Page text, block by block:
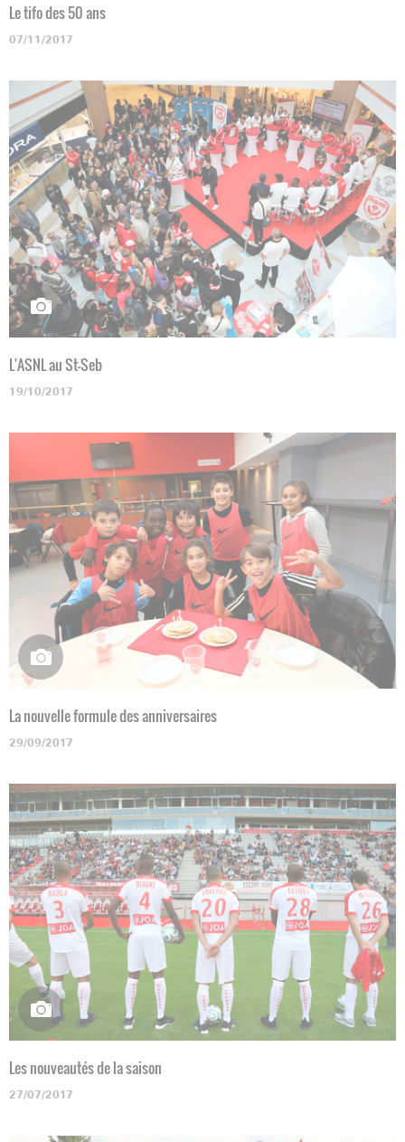
Le tifo des 50 ans
07/11/2017
L'ASNL au St-Seb
19/10/2017
La nouvelle formule des anniversaires
29/09/2017
Les nouveautés de la saison
27/07/2017